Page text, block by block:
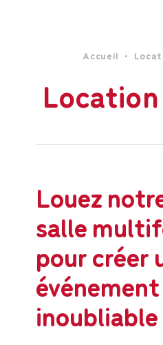
Accueil •
Louez
salle
pour créer
événement
inoubliable